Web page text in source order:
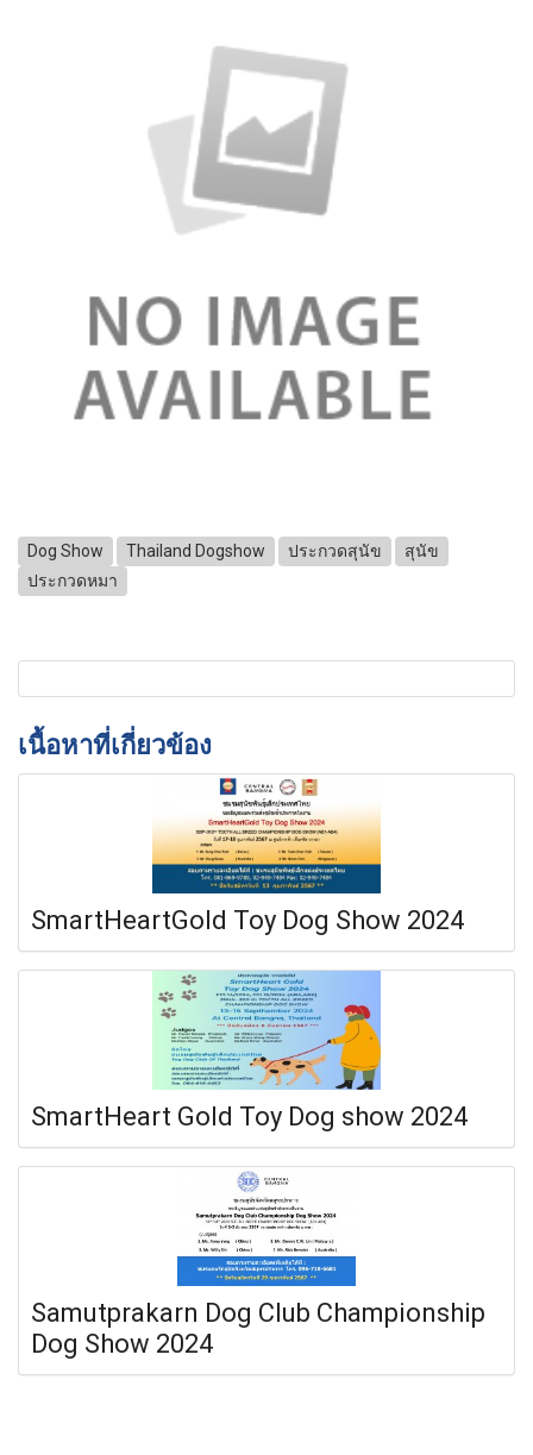
Dog Show Thailand Dogshow ประกวดสุนัข
สุนัข
ประกวดหมา
เนื้อหาที่เกี่ยวข้อง
SmartHeartGold Toy Dog Show 2024
SmartHeart Gold Toy Dog show 2024
Samutprakarn Dog Club Championship
Dog Show 2024